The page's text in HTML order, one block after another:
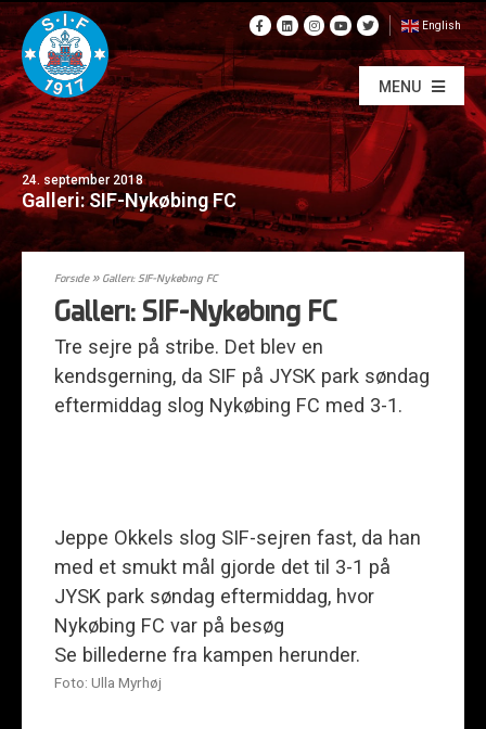
English
MENU
24. september 2018
Galleri: SIF-Nykøbing FC
Forside» Galleri: SIF-Nykøbing FC
Galleri: SIF-Nykøbing FC
Tre sejre på stribe. Det blev en
kendsgerning, da SIF på JYSK park søndag
eftermiddag slog Nykøbing FC med 3-1.
Jeppe Okkels slog SIF-sejren fast, da han
med et smukt mål gjorde det til 3-1 på
JYSK park søndag eftermiddag, hvor
Nykøbing FC var på besøg
Se billederne fra kampen herunder.
Foto: Ulla Myrhøj